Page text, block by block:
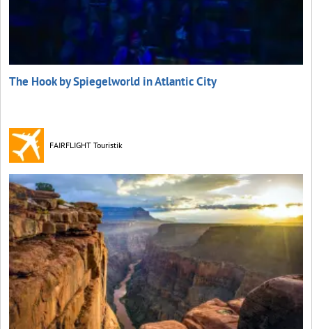
The Hook by Spiegelworld in Atlantic City
FAIRFLIGHT Touristik